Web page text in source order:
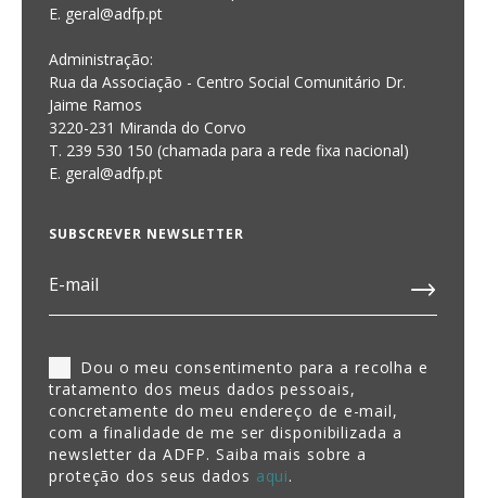
E. geral@adfp.pt
Administração:
Rua da Associação - Centro Social Comunitário Dr.
Jaime Ramos
3220-231 Miranda do Corvo
T. 239 530 150 (chamada para a rede fixa nacional)
E. geral@adfp.pt
SUBSCREVER NEWSLETTER
Dou o meu consentimento para a recolha e
tratamento dos meus dados pessoais,
concretamente do meu endereço de e-mail,
com a finalidade de me ser disponibilizada a
newsletter da ADFP. Saiba mais sobre a
proteção dos seus dados aqui.